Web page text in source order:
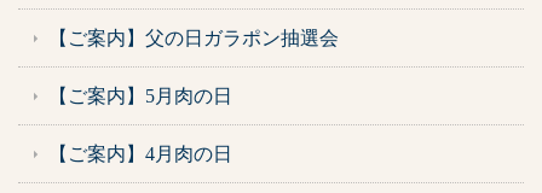
【ご案内】父の日ガラポン抽選会
【ご案内】5月肉の日
【ご案内】4月肉の日